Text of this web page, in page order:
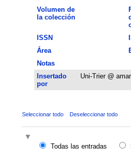
Volumen de
la colección
ISSN
Área
Notas
Insertado
por
Uni-Trier @
Seleccionar todo Deseleccionar todo
Todas las entradas